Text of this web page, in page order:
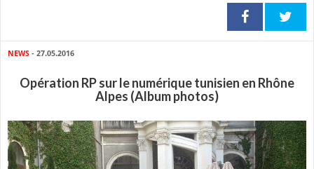
NEWS - 27.05.2016
Opération RP sur le numérique tunisien en Rhône
Alpes (Album photos)